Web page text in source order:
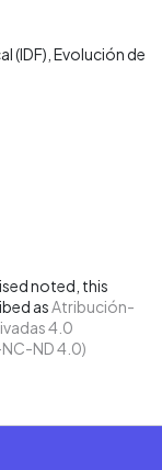
(IDF) Evolución de
noted, this
asAtribución-
4.0
ND 4.0)